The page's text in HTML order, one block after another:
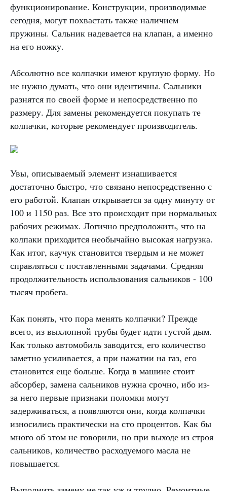
функционирование. Конструкции, производимые
сегодня, могут похвастать также наличием
пружины. Сальник надевается на клапан, а именно
на его ножку.
Абсолютно все колпачки имеют круглую форму. Но
не нужно думать, что они идентичны. Сальники
разнятся по своей форме и непосредственно по
размеру. Для замены рекомендуется покупать те
колпачки, которые рекомендует производитель.
Увы, описываемый элемент изнашивается
достаточно быстро, что связано непосредственно с
его работой. Клапан открывается за одну минуту от
100 и 1150 раз. Все это происходит при нормальных
рабочих режимах. Логично предположить, что на
колпаки приходится необычайно высокая нагрузка.
Как итог, каучук становится твердым и не может
справляться с поставленными задачами. Средняя
продолжительность использования сальников - 100
тысяч пробега.
Как понять, что пора менять колпачки? Прежде
всего, из выхлопной трубы будет идти густой дым.
Как только автомобиль заводится, его количество
заметно усиливается, а при нажатии на газ, его
становится еще больше. Когда в машине стоит
абсорбер, замена сальников нужна срочно, ибо из-
за него первые признаки поломки могут
задерживаться, а появляются они, когда колпачки
износились практически на сто процентов. Как бы
много об этом не говорили, но при выходе из строя
сальников, количество расходуемого масла не
повышается.